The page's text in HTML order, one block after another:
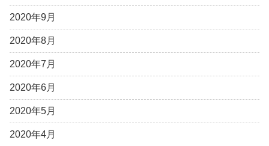
2020年9月
2020年8月
2020年7月
2020年6月
2020年5月
2020年4月